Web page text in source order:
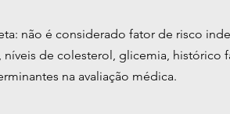
não é considerado fator de risco
níveis de colesterol, glicemia, histórico
na avaliação médica.